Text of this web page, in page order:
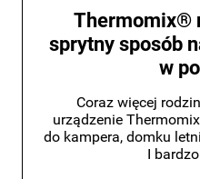
Thermomix®
sprytny sposób
w
Coraz więcej
urządzenie
do kampera, domku
I